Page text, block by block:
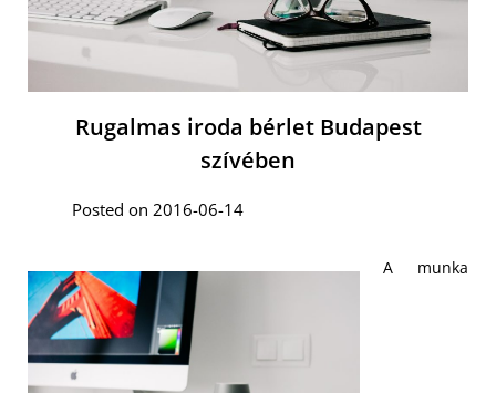
Rugalmas iroda bérlet Budapest
szívében
Posted on 2016-06-14
A munka